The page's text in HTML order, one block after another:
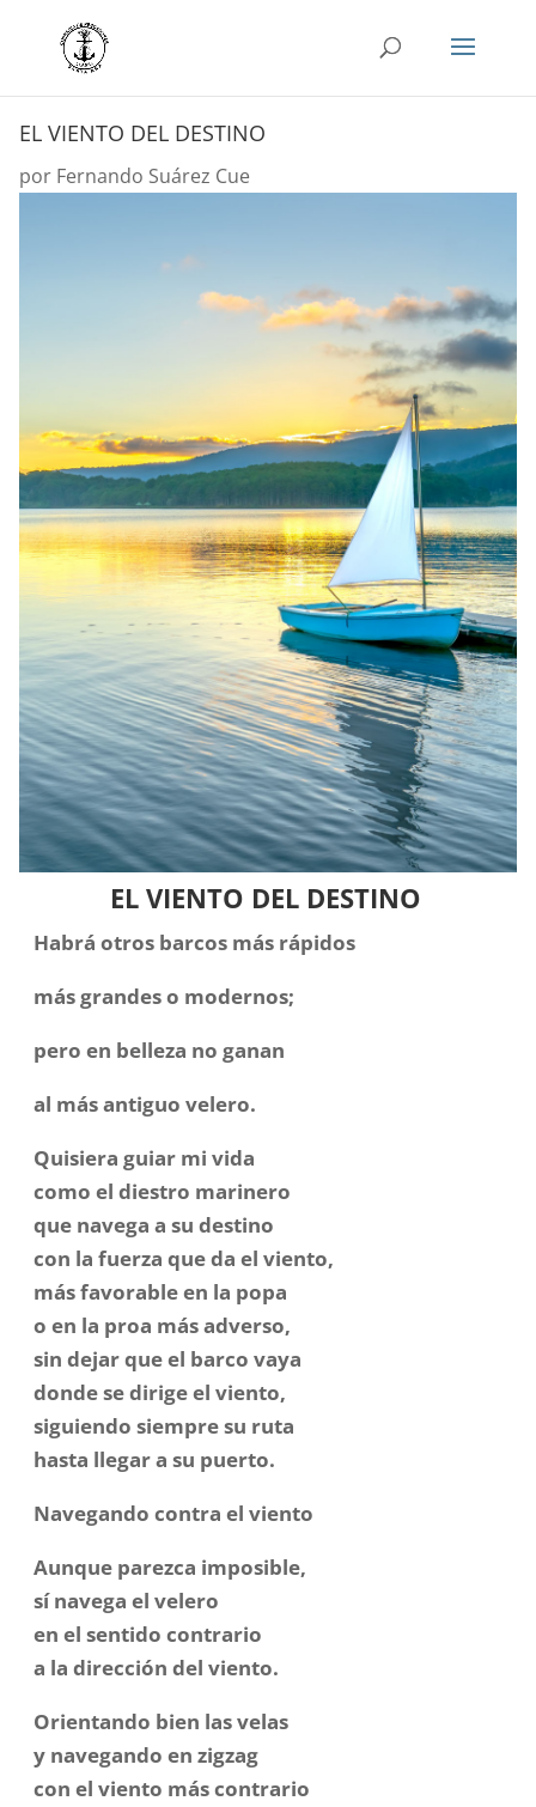
EL VIENTO DEL DESTINO
por Fernando Suárez Cue
EL VIENTO DEL DESTINO
Habrá otros barcos más rápidos
más grandes o modernos;
pero en belleza no ganan
al más antiguo velero.
Quisiera guiar mi vida
como el diestro marinero
que navega a su destino
con la fuerza que da el viento,
más favorable en la popa
o en la proa más adverso,
sin dejar que el barco vaya
donde se dirige el viento,
siguiendo siempre su ruta
hasta llegar a su puerto.
Navegando contra el viento
Aunque parezca imposible,
sí navega el velero
en el sentido contrario
a la dirección del viento.
Orientando bien las velas
y navegando en zigzag
con el viento más contrario